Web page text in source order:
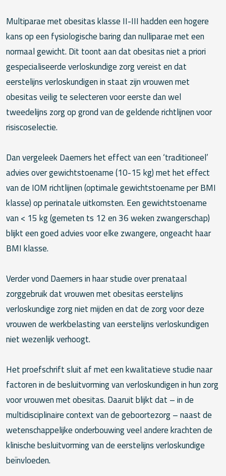
Multiparae met obesitas klasse II-III hadden een hogere
kans op een fysiologische baring dan nulliparae met een
normaal gewicht. Dit toont aan dat obesitas niet a priori
gespecialiseerde verloskundige zorg vereist en dat
eerstelijns verloskundigen in staat zijn vrouwen met
obesitas veilig te selecteren voor eerste dan wel
tweedelijns zorg op grond van de geldende richtlijnen voor
risiscoselectie.
Dan vergeleek Daemers het effect van een ‘traditioneel’
advies over gewichtstoename (10-15 kg) met het effect
van de IOM richtlijnen (optimale gewichtstoename per BMI
klasse) op perinatale uitkomsten. Een gewichtstoename
van < 15 kg (gemeten ts 12 en 36 weken zwangerschap)
blijkt een goed advies voor elke zwangere, ongeacht haar
BMI klasse.
Verder vond Daemers in haar studie over prenataal
zorggebruik dat vrouwen met obesitas eerstelijns
verloskundige zorg niet mijden en dat de zorg voor deze
vrouwen de werkbelasting van eerstelijns verloskundigen
niet wezenlijk verhoogt.
Het proefschrift sluit af met een kwalitatieve studie naar
factoren in de besluitvorming van verloskundigen in hun zorg
voor vrouwen met obesitas. Daaruit blijkt dat – in de
multidisciplinaire context van de geboortezorg – naast de
wetenschappelijke onderbouwing veel andere krachten de
klinische besluitvorming van de eerstelijns verloskundige
beïnvloeden.